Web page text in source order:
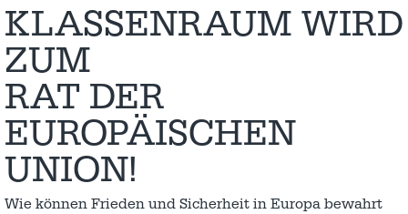
KLASSENRAUM WIRD
ZUM
RAT DER
EUROPÄISCHEN
UNION!
Wie können Frieden und Sicherheit in Europa bewahrt